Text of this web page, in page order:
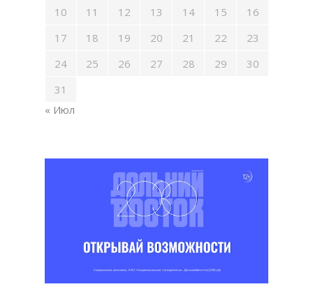
10
11 12 13 14 15
16
17
18 19 20 21 22
23
24
25 26 27 28 29
30
31
« Июл